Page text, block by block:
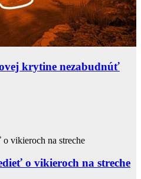
krytine nezabudnúť
o vikieroch na streche